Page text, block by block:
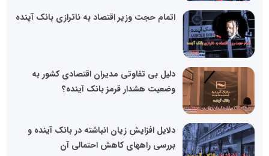
اتمام حجت وزیر اقتصاد به ناترازی بانک آینده
دلیل بی تفاوتی مدیران اقتصادی کشور به
وضعیت هشدار قرمز بانک آینده؟
دلایل افزایش زیان انباشته در بانک آینده و
بررسی راههای کاهش احتمالی آن